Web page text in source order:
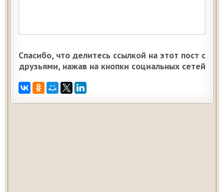
Спасибо, что делитесь ссылкой на этот пост с
друзьями, нажав на кнопки социальных сетей